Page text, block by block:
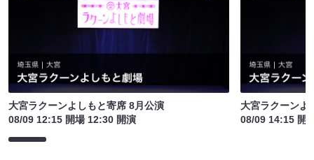
大宮ラクーンよしもと寄席 8月公演
08/09 12:15 開場 12:30 開演
大宮ラクーンよ
08/09 14:15 開